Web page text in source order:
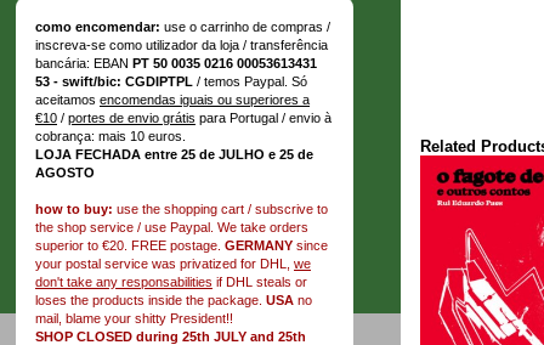
como encomendar: use o carrinho de compras /
inscreva-se como utilizador da loja / transferência
bancária: EBAN PT 50 0035 0216 00053613431
53 - swift/bic: CGDIPTPL / temos Paypal. Só
aceitamos encomendas iguais ou superiores a
€10 / portes de envio grátis para Portugal / envio à
cobrança: mais 10 euros.
LOJA FECHADA entre 25 de JULHO e 25 de
AGOSTO
how to buy: use the shopping cart / subscrive to
the shop service / use Paypal. We take orders
superior to €20. FREE postage. GERMANY since
your postal service was privatized for DHL, we
don't take any responsabilities if DHL steals or
loses the products inside the package. USA no
mail, blame your shitty President!!
SHOP CLOSED during 25th JULY and 25th
Related